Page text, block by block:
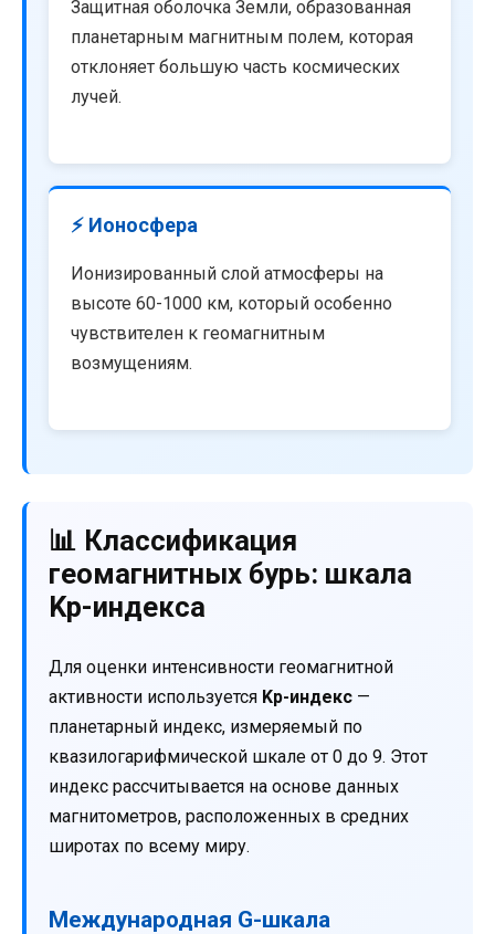
Защитная оболочка Земли, образованная
планетарным магнитным полем, которая
отклоняет большую часть космических
лучей.
⚡ Ионосфера
Ионизированный слой атмосферы на
высоте 60-1000 км, который особенно
чувствителен к геомагнитным
возмущениям.
📊 Классификация
геомагнитных бурь: шкала
Kp-индекса
Для оценки интенсивности геомагнитной
активности используется Kp-индекс —
планетарный индекс, измеряемый по
квазилогарифмической шкале от 0 до 9. Этот
индекс рассчитывается на основе данных
магнитометров, расположенных в средних
широтах по всему миру.
Международная G-шкала